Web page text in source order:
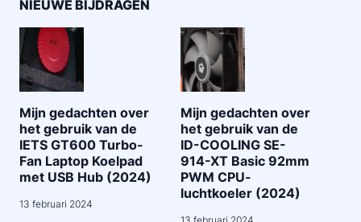
NIEUWE BIJDRAGEN
Mijn gedachten over
het gebruik van de
IETS GT600 Turbo-
Fan Laptop Koelpad
met USB Hub (2024)
13 februari 2024
Mijn gedachten over
het gebruik van de
ID-COOLING SE-
914-XT Basic 92mm
PWM CPU-
luchtkoeler (2024)